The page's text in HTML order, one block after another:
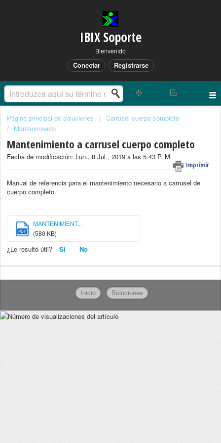
IBIX Soporte
Bienvenido
Conectar Registrarse
Página principal de soluciones
Carrusel cuerpo completo
Mantenimiento
Mantenimiento a carrusel cuerpo completo
Imprimir
Fecha de modificación: Lun., 8 Jul., 2019 a las 5:43 P. M.
Manual de referencia para el mantenimiento necesario a carrusel de
cuerpo completo.
PDF
MANTENIMIENT...
(580 KB)
¿Le resultó útil? Sí No
Inicio Soluciones